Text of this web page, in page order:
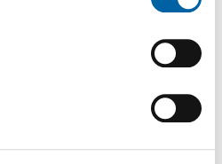
moderne metallic
verandert de